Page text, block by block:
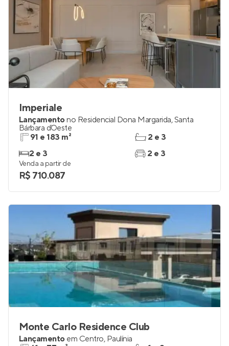
Imperiale
Lançamentono Residencial Dona Margarida,Santa
Bárbara d`Oeste
91 e 183 m²
2 e 3
2 e 3
2 e 3
Venda a partir de
R$ 710.087
Monte Carlo Residence Club
Lançamento em Centro, Paulínia